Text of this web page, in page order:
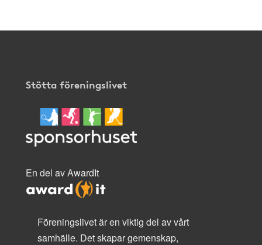
Stötta föreningslivet
En del av AwardIt
Föreningslivet är en viktig del av vårt
samhälle. Det skapar gemenskap,